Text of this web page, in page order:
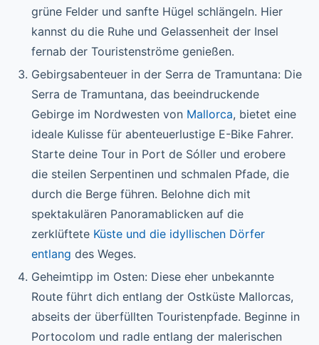
grüne Felder und sanfte Hügel schlängeln. Hier
kannst du die Ruhe und Gelassenheit der Insel
fernab der Touristenströme genießen.
Gebirgsabenteuer in der Serra de Tramuntana: Die
Serra de Tramuntana, das beeindruckende
Gebirge im Nordwesten von Mallorca, bietet eine
ideale Kulisse für abenteuerlustige E-Bike Fahrer.
Starte deine Tour in Port de Sóller und erobere
die steilen Serpentinen und schmalen Pfade, die
durch die Berge führen. Belohne dich mit
spektakulären Panoramablicken auf die
zerklüftete Küste und die idyllischen Dörfer
entlang des Weges.
Geheimtipp im Osten: Diese eher unbekannte
Route führt dich entlang der Ostküste Mallorcas,
abseits der überfüllten Touristenpfade. Beginne in
Portocolom und radle entlang der malerischen